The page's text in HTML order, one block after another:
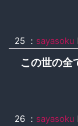
25 ： sayasoku
この世の全
26 ： sayasoku